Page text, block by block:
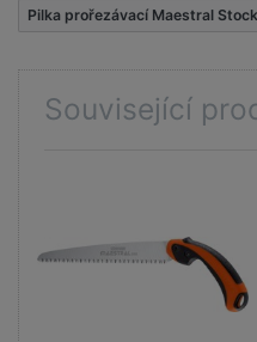
Pilka prořezávací Maestral
Související